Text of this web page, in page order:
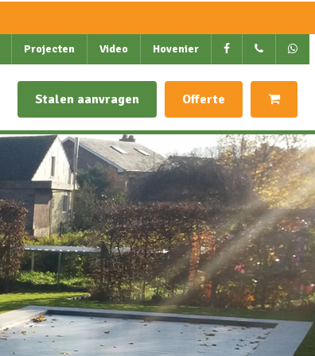
Projecten Video Hovenier
Stalen aanvragen Offerte